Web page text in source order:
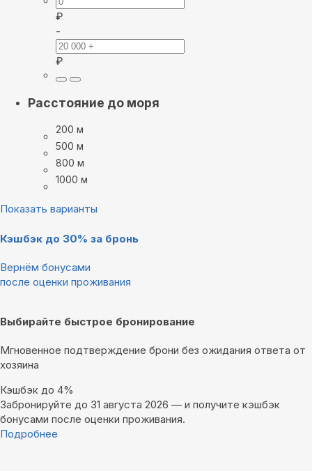
₽
-
₽
Расстояние до моря
200 м
500 м
800 м
1000 м
Показать варианты
Кэшбэк до 30% за бронь
Вернём бонусами
после оценки проживания
Выбирайте быстрое бронирование
Мгновенное подтверждение брони без ожидания ответа от
хозяина
Кэшбэк до 4%
Забронируйте до 31 августа 2026 — и получите кэшбэк
бонусами после оценки проживания.
Подробнее